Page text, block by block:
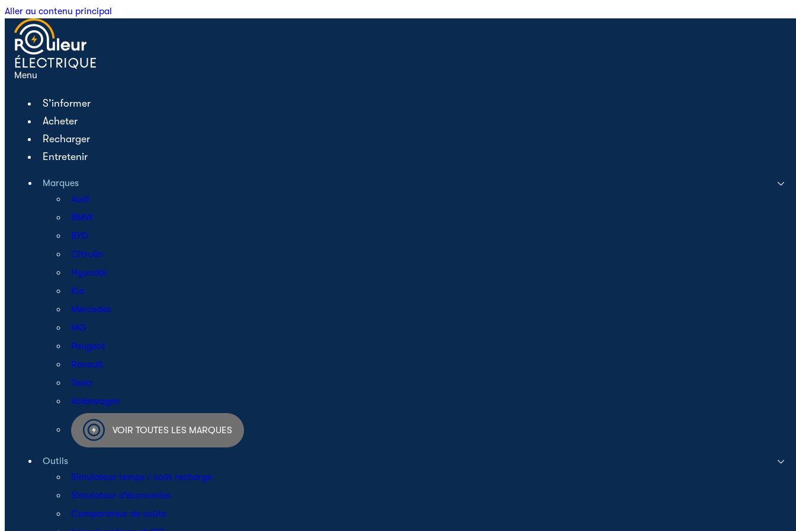
Aller au contenu principal
Menu
S’informer
Acheter
Recharger
Entretenir
Marques
Audi
BMW
BYD
Citroën
Hyundai
Kia
Mercedes
MG
Peugeot
Renault
Tesla
Volkswagen
VOIR TOUTES LES MARQUES
Outils
Simulateur temps / coût recharge
Simulateur d’économies
Comparateur de coûts